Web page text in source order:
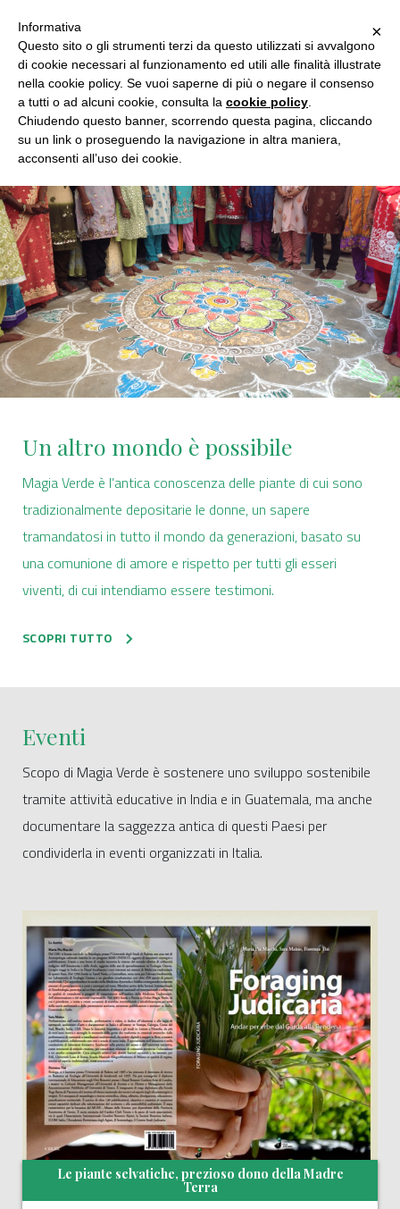
Un altro mondo è possibile
Magia Verde è l’antica conoscenza delle piante di cui sono
tradizionalmente depositarie le donne, un sapere
tramandatosi in tutto il mondo da generazioni, basato su
una comunione di amore e rispetto per tutti gli esseri
viventi, di cui intendiamo essere testimoni.
SCOPRI TUTTO
Eventi
Scopo di Magia Verde è sostenere uno sviluppo sostenibile
tramite attività educative in India e in Guatemala, ma anche
documentare la saggezza antica di questi Paesi per
condividerla in eventi organizzati in Italia.
Le piante selvatiche, prezioso dono della Madre
Terra
×
Informativa
Questo sito o gli strumenti terzi da questo utilizzati si avvalgono
di cookie necessari al funzionamento ed utili alle finalità illustrate
nella cookie policy. Se vuoi saperne di più o negare il consenso
a tutti o ad alcuni cookie, consulta la cookie policy
Chiudendo questo banner, scorrendo questa pagina, cliccando
su un link o proseguendo la navigazione in altra maniera,
acconsenti all’uso dei cookie.